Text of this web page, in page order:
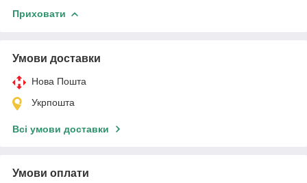
Приховати
Умови доставки
Нова Пошта
Укрпошта
Всі умови доставки
Умови оплати